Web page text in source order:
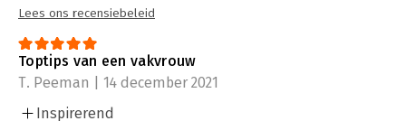
Lees ons recensiebeleid
Toptips van een vakvrouw
T. Peeman | 14 december 2021
Inspirerend